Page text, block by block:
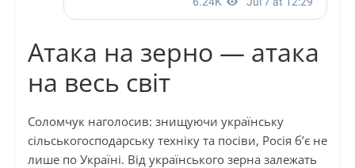
Атака на зерно — атака
на весь світ
Соломчук наголосив: знищуючи українську
сільськогосподарську техніку та посіви, Росія б’є не
лише по Україні. Від українського зерна залежать